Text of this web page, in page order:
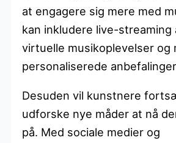
at engagere sig mere med
kan inkludere live-
virtuelle musikoplevelser og
personaliserede
Desuden vil kunstnere
udforske nye måder at nå
på. Med sociale medier og